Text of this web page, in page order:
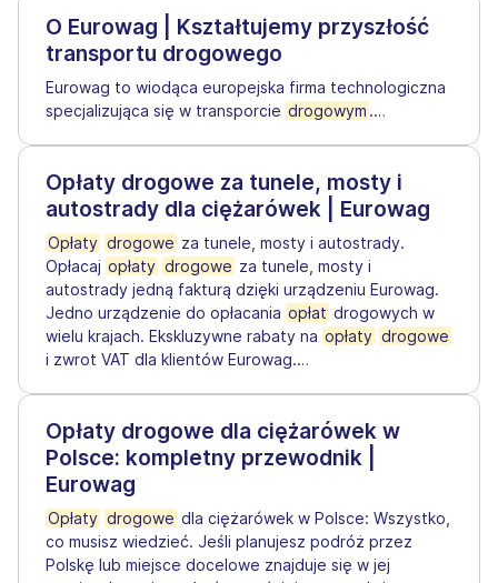
O Eurowag | Kształtujemy przyszłość
transportu drogowego
Eurowag to wiodąca europejska firma technologiczna
specjalizująca się w transporcie drogowym .…
Opłaty drogowe za tunele, mosty i
autostrady dla ciężarówek | Eurowag
Opłaty drogowe za tunele, mosty i autostrady.
Opłacaj opłaty drogowe za tunele, mosty i
autostrady jedną fakturą dzięki urządzeniu Eurowag.
Jedno urządzenie do opłacania opłat drogowych w
wielu krajach. Ekskluzywne rabaty na opłaty drogowe
i zwrot VAT dla klientów Eurowag.…
Opłaty drogowe dla ciężarówek w
Polsce: kompletny przewodnik |
Eurowag
Opłaty drogowe dla ciężarówek w Polsce: Wszystko,
co musisz wiedzieć. Jeśli planujesz podróż przez
Polskę lub miejsce docelowe znajduje się w jej